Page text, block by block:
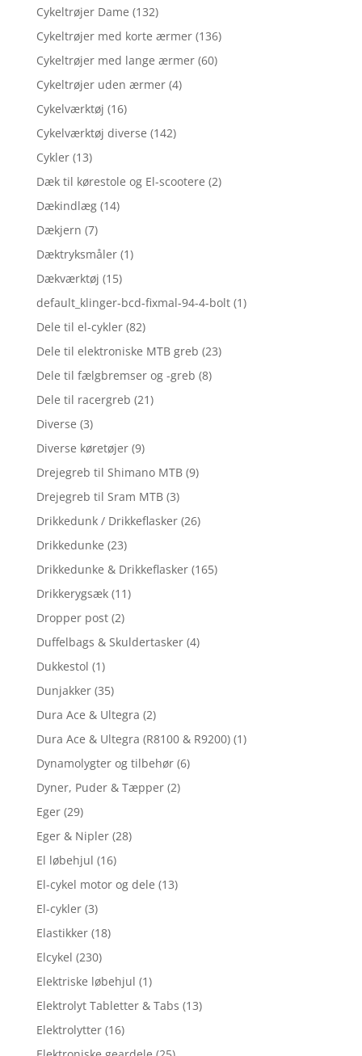
Cykeltrøjer Dame (132)
Cykeltrøjer med korte ærmer (136)
Cykeltrøjer med lange ærmer (60)
Cykeltrøjer uden ærmer (4)
Cykelværktøj (16)
Cykelværktøj diverse (142)
Cykler (13)
Dæk til kørestole og El-scootere (2)
Dækindlæg (14)
Dækjern (7)
Dæktryksmåler (1)
Dækværktøj (15)
default_klinger-bcd-fixmal-94-4-bolt (1)
Dele til el-cykler (82)
Dele til elektroniske MTB greb (23)
Dele til fælgbremser og -greb (8)
Dele til racergreb (21)
Diverse (3)
Diverse køretøjer (9)
Drejegreb til Shimano MTB (9)
Drejegreb til Sram MTB (3)
Drikkedunk / Drikkeflasker (26)
Drikkedunke (23)
Drikkedunke & Drikkeflasker (165)
Drikkerygsæk (11)
Dropper post (2)
Duffelbags & Skuldertasker (4)
Dukkestol (1)
Dunjakker (35)
Dura Ace & Ultegra (2)
Dura Ace & Ultegra (R8100 & R9200) (1)
Dynamolygter og tilbehør (6)
Dyner, Puder & Tæpper (2)
Eger (29)
Eger & Nipler (28)
El løbehjul (16)
El-cykel motor og dele (13)
El-cykler (3)
Elastikker (18)
Elcykel (230)
Elektriske løbehjul (1)
Elektrolyt Tabletter & Tabs (13)
Elektrolytter (16)